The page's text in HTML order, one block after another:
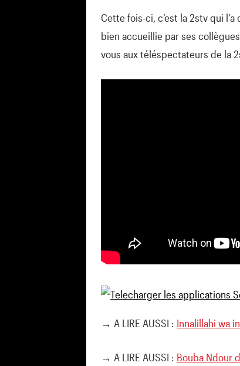
Cette fois-ci, c’est la 2stv qui
bien accueillie par ses
vous aux téléspectateurs de la
→ A LIRE AUSSI : Innalillahi wa
→ A LIRE AUSSI : Bouba Ndour